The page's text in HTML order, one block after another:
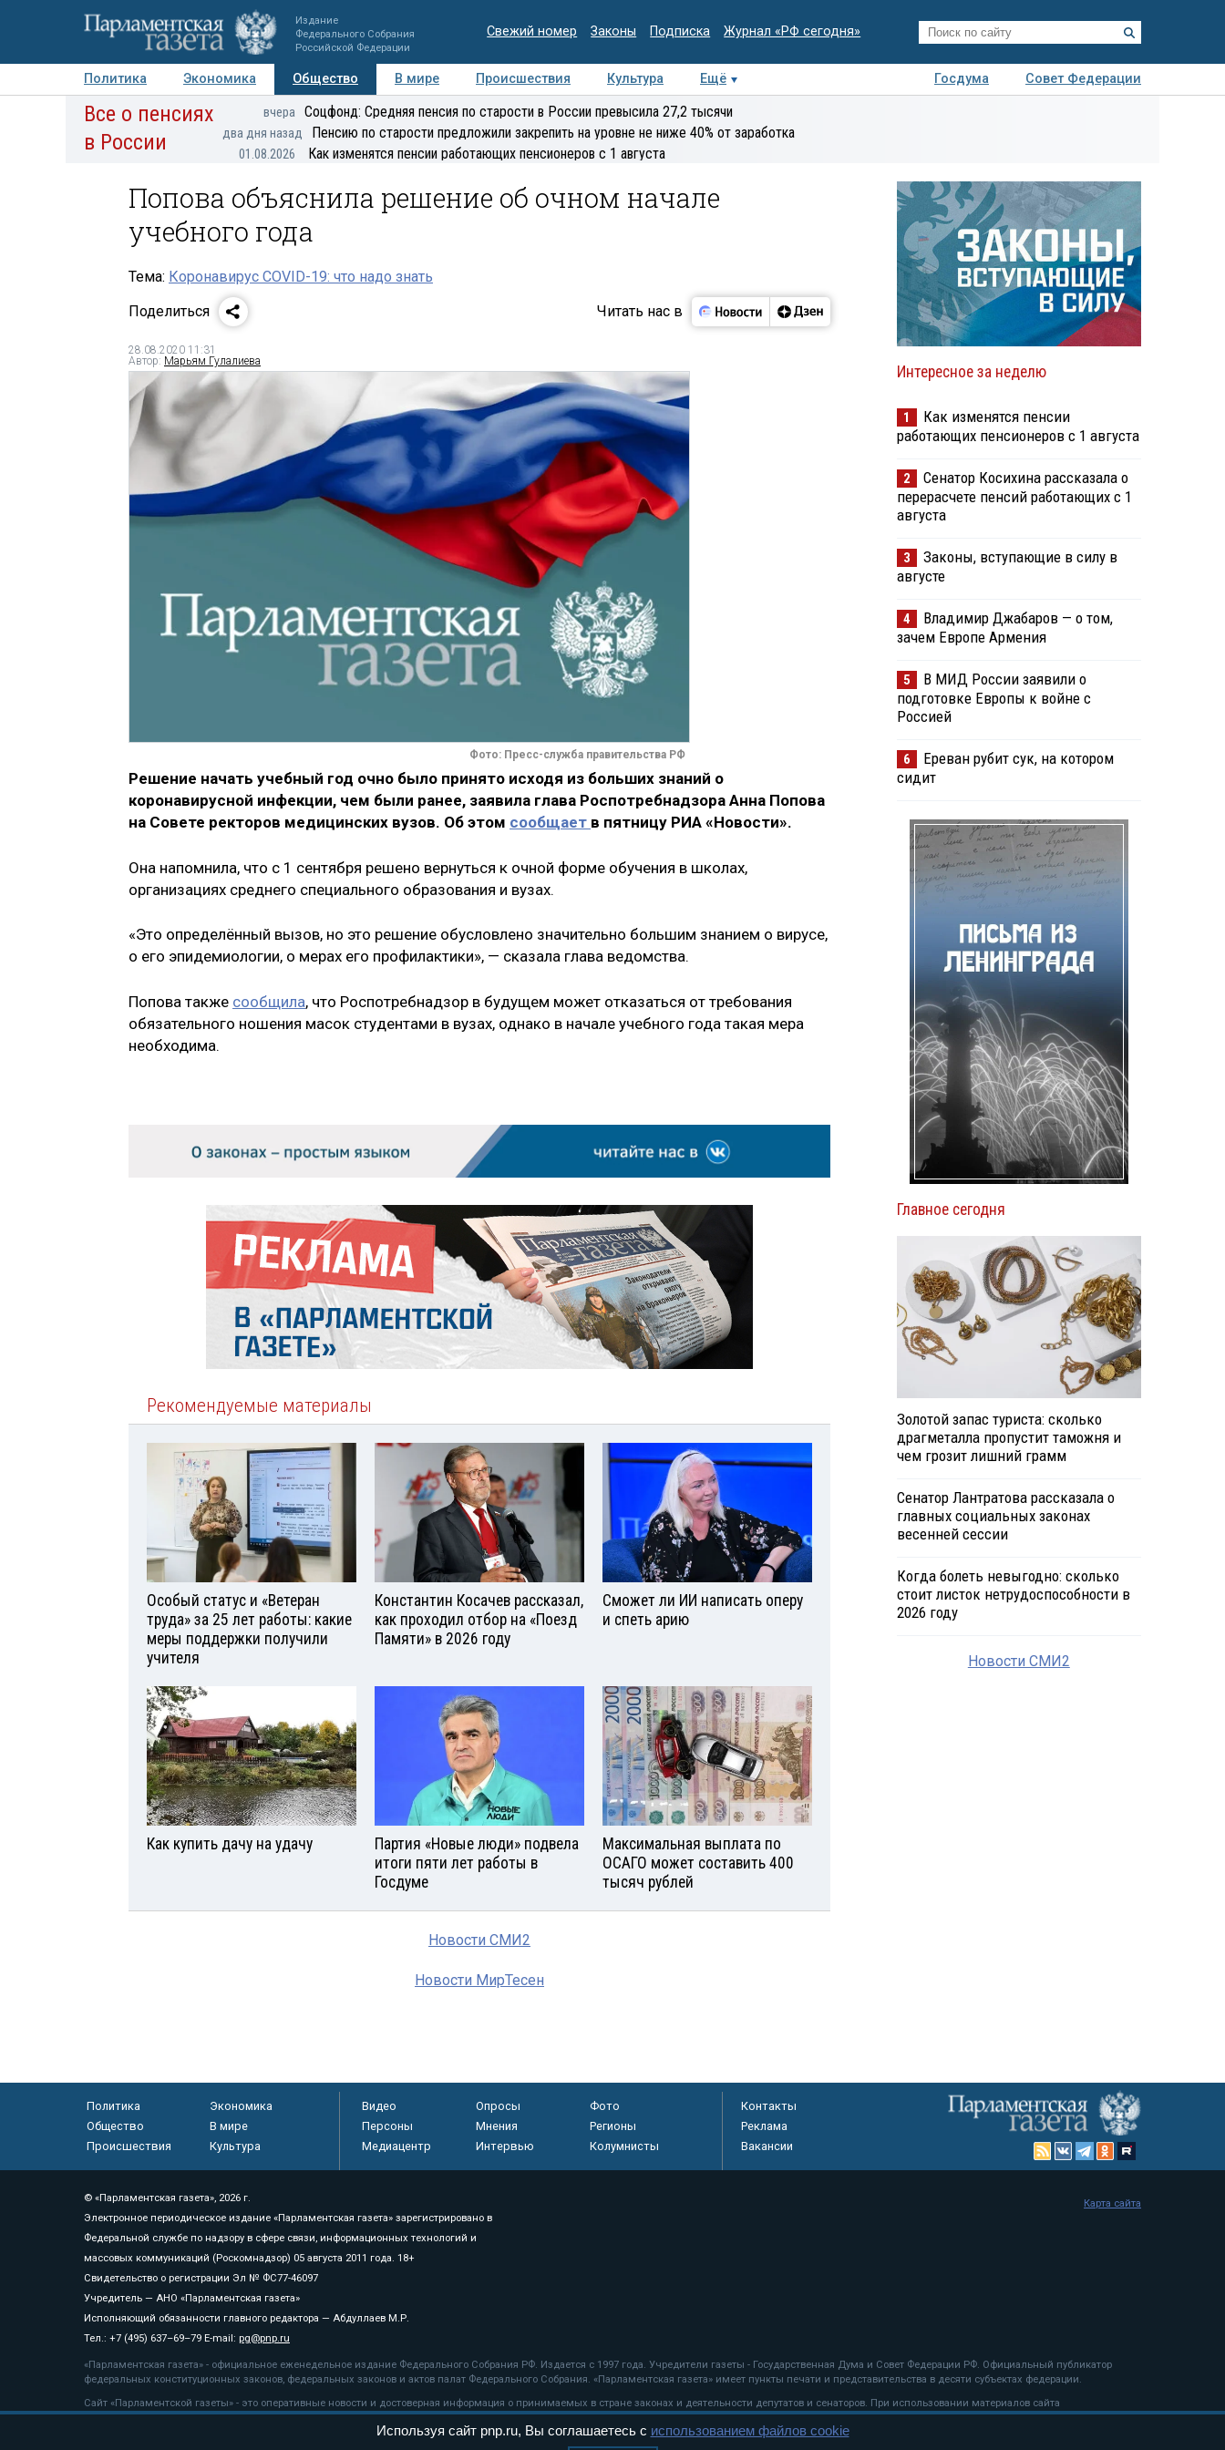
Издание
Федерального Собрания
Российской Федерации
Свежий номер Законы Подписка Журнал «РФ сегодня»
Политика Экономика Общество В мире Происшествия Культура Ещё Госдума
Совет Федерации
Авторы Персоны Мнения Регионы Медиацентр Интервью Колумнисты
экспертиза
Все о пенсиях
в России
вчера Соцфонд: Средняя пенсия по старости в России превысила 27,2 тысячи
два дня назад Пенсию по старости предложили закрепить на уровне не ниже 40% от заработка
01.08.2026 Как изменятся пенсии работающих пенсионеров с 1 августа
Попова объяснила решение об очном начале
учебного года
Тема: Коронавирус COVID-19: что надо знать
Поделиться
Читать нас в
28.08.2020 11:31
Автор: Марьям Гулалиева
Фото: Пресс-служба правительства РФ
Решение начать учебный год очно было принято исходя из больших знаний о
коронавирусной инфекции, чем были ранее, заявила глава Роспотребнадзора Анна Попова
на Совете ректоров медицинских вузов. Об этом сообщает в пятницу РИА «Новости».
Она напомнила, что с 1 сентября решено вернуться к очной форме обучения в школах,
организациях среднего специального образования и вузах.
«Это определённый вызов, но это решение обусловлено значительно большим знанием о вирусе,
о его эпидемиологии, о мерах его профилактики», — сказала глава ведомства.
Попова также сообщила, что Роспотребнадзор в будущем может отказаться от требования
обязательного ношения масок студентами в вузах, однако в начале учебного года такая мера
необходима.
Рекомендуемые материалы
Особый статус и «Ветеран
труда» за 25 лет работы: какие
меры поддержки получили
учителя
Константин Косачев рассказал,
как проходил отбор на «Поезд
Памяти» в 2026 году
Сможет ли ИИ написать оперу
и спеть арию
Как купить дачу на удачу
Партия «Новые люди» подвела
итоги пяти лет работы в
Госдуме
Максимальная выплата по
ОСАГО может составить 400
тысяч рублей
Новости СМИ2
Новости МирТесен
Интересное за неделю
1
Как изменятся пенсии
работающих пенсионеров с 1 августа
2
Сенатор Косихина рассказала о
перерасчете пенсий работающих с 1
августа
3
Законы, вступающие в силу в
августе
4
Владимир Джабаров — о том,
зачем Европе Армения
5
В МИД России заявили о
подготовке Европы к войне с
Россией
6
Ереван рубит сук, на котором
сидит
Главное сегодня
Золотой запас туриста: сколько
драгметалла пропустит таможня и
чем грозит лишний грамм
Сенатор Лантратова рассказала о
главных социальных законах
весенней сессии
Когда болеть невыгодно: сколько
стоит листок нетрудоспособности в
2026 году
Новости СМИ2
Политика
Экономика
Общество
В мире
Происшествия
Культура
Видео Опросы
Фото
Персоны
Мнения
Регионы
Медиацентр
Интервью Колумнисты
Контакты
Реклама
Вакансии
© «Парламентская газета», 2026 г.
Электронное периодическое издание «Парламентская газета» зарегистрировано в
Федеральной службе по надзору в сфере связи, информационных технологий и
массовых коммуникаций (Роскомнадзор) 05 августа 2011 года. 18+
Свидетельство о регистрации Эл № ФС77-46097
Учредитель — АНО «Парламентская газета»
Исполняющий обязанности главного редактора — Абдуллаев М.Р.
Тел.: +7 (495) 637–69–79 E-mail: pg@pnp.ru
«Парламентская газета» - официальное еженедельное издание Федерального Собрания РФ. Издается с 1997 года. Учредители газеты - Государственная Дума и Совет Федерации РФ. Официальный публикатор
федеральных конституционных законов, федеральных законов и актов палат Федерального Собрания. «Парламентская газета» имеет пункты печати и представительства в десяти субъектах федерации.
Сайт «Парламентской газеты» - это оперативные новости и достоверная информация о принимаемых в стране законах и деятельности депутатов и сенаторов. При использовании материалов сайта
«Парламентской газеты» активная ссылка на pnp.ru обязательна.
рекомендательные технологии
Карта сайта
Используя сайт pnp.ru, Вы соглашаетесь с использованием файлов cookie